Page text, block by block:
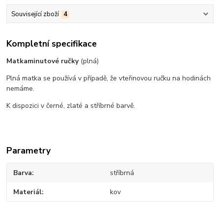
Související zboží 4
Kompletní specifikace
Matkaminutové ručky(plná)
Plná matka se používá v případě, že vteřinovou ručku na hodinách
nemáme.
K dispozici v černé, zlaté a stříbrné barvě.
Parametry
Barva stříbrná
Materiál kov